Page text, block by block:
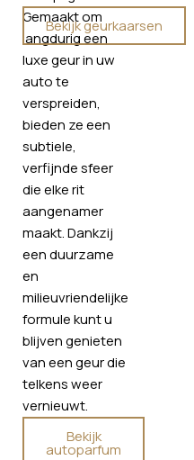
Gemaakt om
langdurig een
luxe geur in uw
auto te
verspreiden,
bieden ze een
subtiele,
verfijnde sfeer
die elke rit
aangenamer
maakt. Dankzij
een duurzame
en
milieuvriendelijke
formule kunt u
blijven genieten
van een geur die
telkens weer
vernieuwt.
Bekijk
autoparfum
Bekijk geurkaarsen